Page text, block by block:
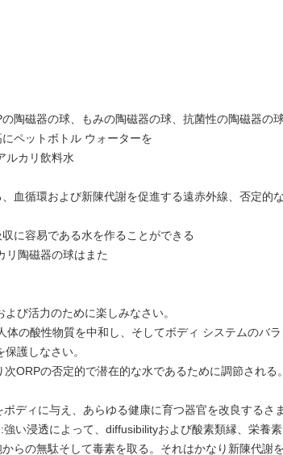
陶磁器の球、もみの陶磁器の球、抗菌性の陶磁器の球
ペットボトル ウォーターを
ルカリ飲料水
血循環および新陳代謝を促進する遠赤外線、否定的
に容易である水を作ることができる
リ陶磁器の球はまた
び活力のために楽しみなさい。
の酸性物質を中和し、そしてボディ システムのバ
護しなさい。
ORPの否定的で潜在的な水であるために調節され
ディに与え、あらゆる健康に育つ器官を改良するさ
い浸透によって、diffusibilityおよび酸素類縁、栄養
らの無駄そして毒素を取る。それはかなり新陳代謝を